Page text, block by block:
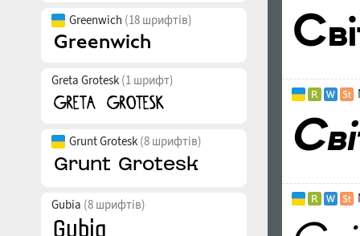
Greenwich (18 шрифтів)
Greta Grotesk (1 шрифт)
Grunt Grotesk (8 шрифтів)
Gubia (8 шрифтів)